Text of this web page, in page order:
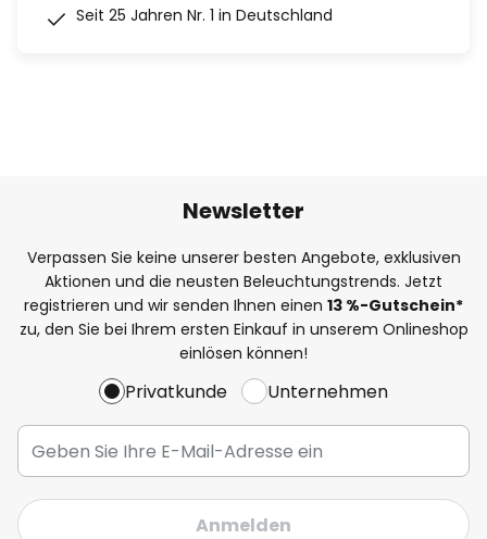
Seit 25 Jahren Nr. 1 in Deutschland
Newsletter
Verpassen Sie keine unserer besten Angebote, exklusiven
Aktionen und die neusten Beleuchtungstrends. Jetzt
registrieren und wir senden Ihnen einen 13 %-Gutschein*
zu, den Sie bei Ihrem ersten Einkauf in unserem Onlineshop
einlösen können!
Privatkunde Unternehmen
Anmelden